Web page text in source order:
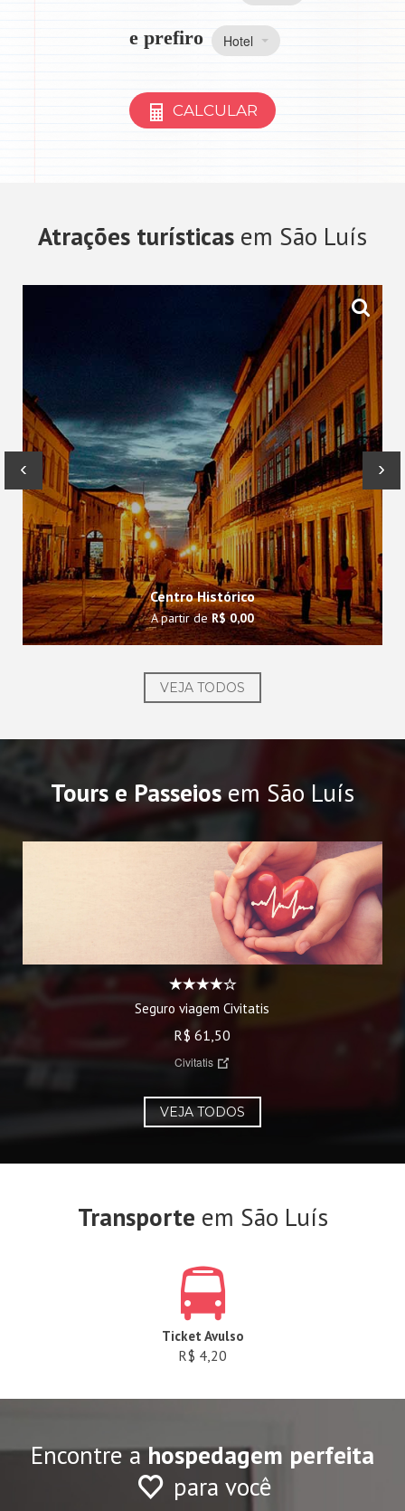
e prefiro Hotel
CALCULAR
Atrações turísticas em São Luís
Centro Histórico
A partir deR$ 0,00
‹ ›
VEJA TODOS
Tours e Passeiosem São Luís
Seguro viagem Civitatis
R$ 61,50
Civitatis
VEJA TODOS
Transporte em São Luís
Ticket Avulso
R$ 4,20
Encontre ahospedagem perfeita
para você